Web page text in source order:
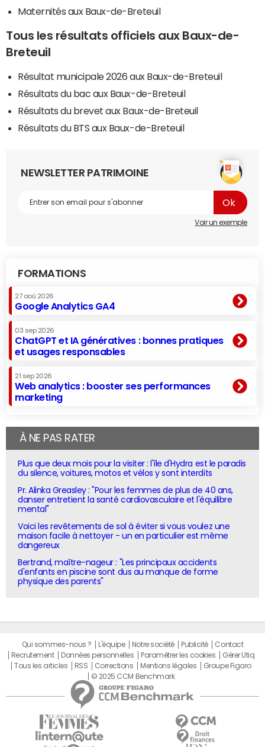
Maternités aux Baux-de-Breteuil
Tous les résultats officiels aux Baux-de-
Breteuil
Résultat municipale 2026 aux Baux-de-Breteuil
Résultats du bac aux Baux-de-Breteuil
Résultats du brevet aux Baux-de-Breteuil
Résultats du BTS aux Baux-de-Breteuil
NEWSLETTER PATRIMOINE
Voir un exemple
FORMATIONS
27 aoû 2026
Google Analytics GA4
03 sep 2026
ChatGPT et IA génératives : bonnes pratiques
et usages responsables
21 sep 2026
Web analytics : booster ses performances
marketing
À NE PAS RATER
Plus que deux mois pour la visiter : l'île d'Hydra est le paradis
du silence, voitures, motos et vélos y sont interdits
Pr. Alinka Greasley : "Pour les femmes de plus de 40 ans,
danser entretient la santé cardiovasculaire et l'équilibre
mental"
Voici les revêtements de sol à éviter si vous voulez une
maison facile à nettoyer - un en particulier est même
dangereux
Bertrand, maître-nageur : "Les principaux accidents
d'enfants en piscine sont dus au manque de forme
physique des parents"
Qui sommes-nous ? L'équipe Notre société Publicité
Contact
Recrutement
Données personnelles Paramétrer les cookies
Gérer Utiq
Tous les articles
RSS Corrections Mentions légales
Groupe Figaro
© 2025 CCM Benchmark